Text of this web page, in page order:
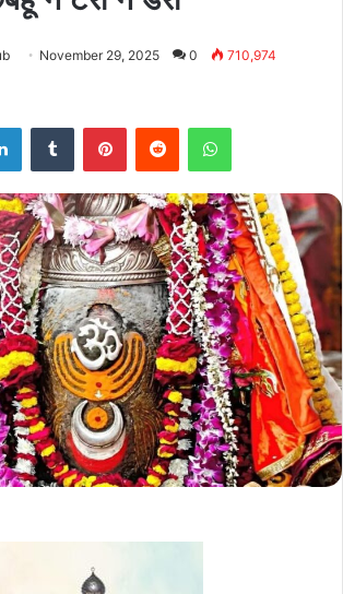
November 29, 2025 0 710,974
LinkedInTumblr PinterestReddit WhatsApp